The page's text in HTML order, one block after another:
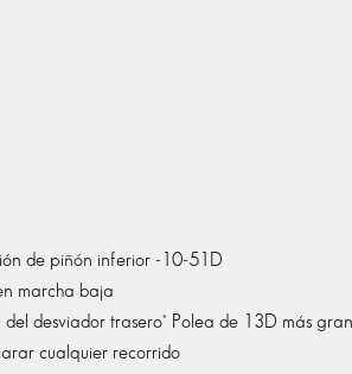
de piñón inferior -10-51D
marcha baja
desviador trasero* Polea de 13D más
cualquier recorrido